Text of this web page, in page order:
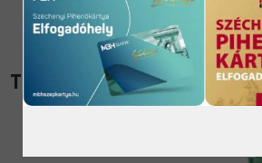
TOVÁBBI TERMÉKEK